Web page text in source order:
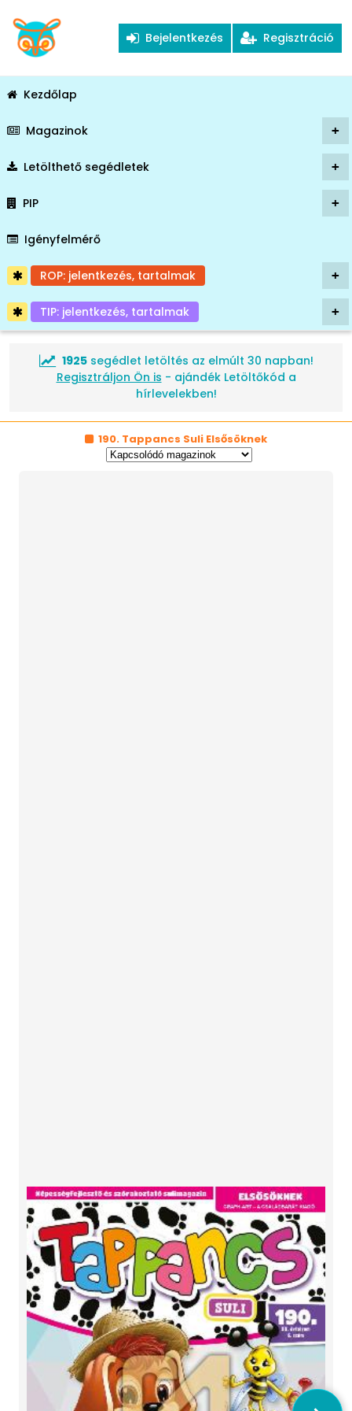
Bejelentkezés Regisztráció
Kezdőlap
+
Magazinok
+
Letölthető segédletek
+
PIP
Igényfelmérő
+
ROP: jelentkezés, tartalmak
+
TIP: jelentkezés, tartalmak
1925segédlet letöltés az elmúlt 30 napban!
Regisztráljon Ön is - ajándék Letöltőkód a
hírlevelekben!
190. Tappancs Suli Elsősöknek